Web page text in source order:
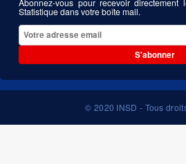
Statistique dans votre boîte mail.
S'abonner
© 2020 INSD - Tous